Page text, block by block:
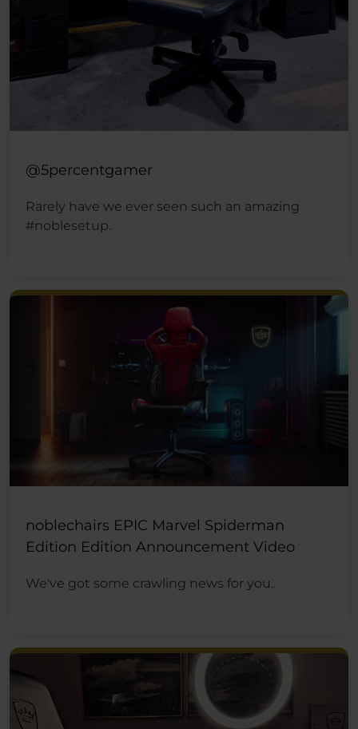
@5percentgamer
Rarely have we ever seen such an amazing
#noblesetup.
noblechairs EPIC Marvel Spiderman
Edition Edition Announcement Video
We've got some crawling news for you..